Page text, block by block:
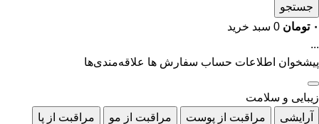
جستجو
۰ تومان 0 سبد خرید
...
پیشخوان اطلاعات حساب سفارش ها علاقه‌مندی‌ها
زیبایی و سلامت
آرایشی
مراقبت از پوست مراقبت از مو
مراقبت از پا